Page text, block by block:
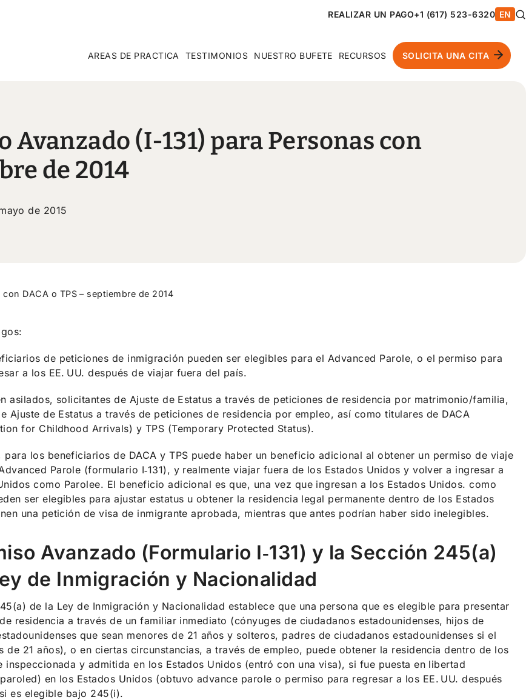
REALIZAR UN PAGO+1 (617) 523-6320 EN
AREAS DE PRACTICA TESTIMONIOS NUESTRO BUFETE RECURSOS SOLICITA UNA CITA
(I-131) para Personas con
de 2014
de 2015
DACA o TPS – septiembre de 2014
de peticiones de inmigración pueden ser elegibles para el Advanced Parole, o el permiso para
a los EE. UU. después de viajar fuera del país.
asilados, solicitantes de Ajuste de Estatus a través de peticiones de residencia por matrimonio/familia,
Ajuste de Estatus a través de peticiones de residencia por empleo, así como titulares de DACA
for Childhood Arrivals) y TPS (Temporary Protected Status).
para los beneficiarios de DACA y TPS puede haber un beneficio adicional al obtener un permiso de viaje
Parole (formulario I‑131), y realmente viajar fuera de los Estados Unidos y volver a ingresar a
como Parolee. El beneficio adicional es que, una vez que ingresan a los Estados Unidos. como
ser elegibles para ajustar estatus u obtener la residencia legal permanente dentro de los Estados
una petición de visa de inmigrante aprobada, mientras que antes podrían haber sido inelegibles.
Avanzado (Formulario I‑131) y la Sección 245(a)
de Inmigración y Nacionalidad
de la Ley de Inmigración y Nacionalidad establece que una persona que es elegible para presentar
residencia a través de un familiar inmediato (cónyuges de ciudadanos estadounidenses, hijos de
que sean menores de 21 años y solteros, padres de ciudadanos estadounidenses si el
de 21 años), o en ciertas circunstancias, a través de empleo, puede obtener la residencia dentro de los
inspeccionada y admitida en los Estados Unidos (entró con una visa), si fue puesta en libertad
en los Estados Unidos (obtuvo advance parole o permiso para regresar a los EE. UU. después
es elegible bajo 245(i).